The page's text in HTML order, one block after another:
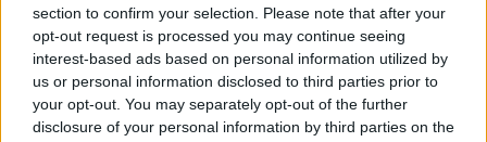
section to confirm your selection. Please note that after your
opt-out request is processed you may continue seeing
interest-based ads based on personal information utilized by
us or personal information disclosed to third parties prior to
your opt-out. You may separately opt-out of the further
disclosure of your personal information by third parties on the
Žiūrimiausi įrašai
00:00:30